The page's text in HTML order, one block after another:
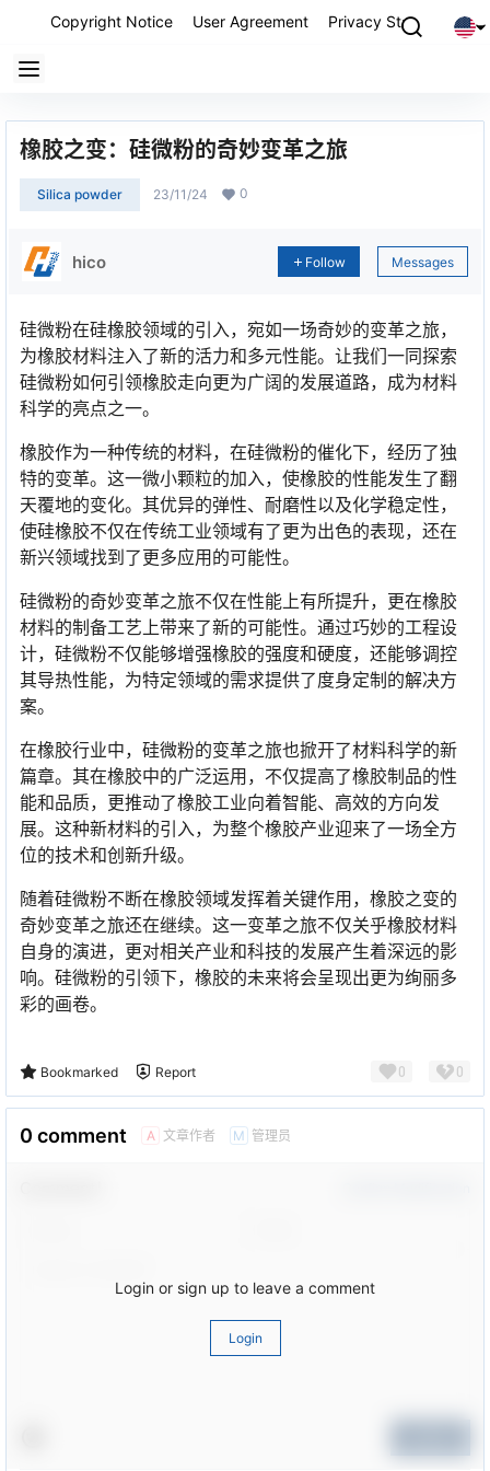
Copyright Notice User Agreement Privacy Statement
橡胶之变：硅微粉的奇妙变革之旅
Silica powder 23/11/24 0
hico Follow Messages
硅微粉在硅橡胶领域的引入，宛如一场奇妙的变革之旅，
为橡胶材料注入了新的活力和多元性能。让我们一同探索
硅微粉如何引领橡胶走向更为广阔的发展道路，成为材料
科学的亮点之一。
橡胶作为一种传统的材料，在硅微粉的催化下，经历了独
特的变革。这一微小颗粒的加入，使橡胶的性能发生了翻
天覆地的变化。其优异的弹性、耐磨性以及化学稳定性，
使硅橡胶不仅在传统工业领域有了更为出色的表现，还在
新兴领域找到了更多应用的可能性。
硅微粉的奇妙变革之旅不仅在性能上有所提升，更在橡胶
材料的制备工艺上带来了新的可能性。通过巧妙的工程设
计，硅微粉不仅能够增强橡胶的强度和硬度，还能够调控
其导热性能，为特定领域的需求提供了度身定制的解决方
案。
在橡胶行业中，硅微粉的变革之旅也掀开了材料科学的新
篇章。其在橡胶中的广泛运用，不仅提高了橡胶制品的性
能和品质，更推动了橡胶工业向着智能、高效的方向发
展。这种新材料的引入，为整个橡胶产业迎来了一场全方
位的技术和创新升级。
随着硅微粉不断在橡胶领域发挥着关键作用，橡胶之变的
奇妙变革之旅还在继续。这一变革之旅不仅关乎橡胶材料
自身的演进，更对相关产业和科技的发展产生着深远的影
响。硅微粉的引领下，橡胶的未来将会呈现出更为绚丽多
彩的画卷。
Bookmarked Report 0 0
0 comment A 文章作者 M 管理员
Login or sign up to leave a comment
Login